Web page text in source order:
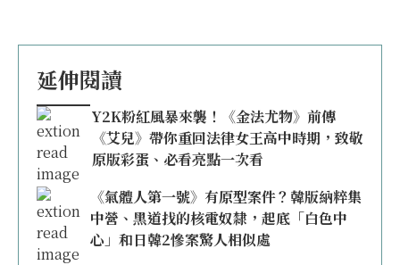
延伸閱讀
Y2K粉紅風暴來襲！《金法尤物》前傳
《艾兒》帶你重回法律女王高中時期，致敬
原版彩蛋、必看亮點一次看
《氣體人第一號》有原型案件？韓版納粹集
中營、黑道找的核電奴隸，起底「白色中
心」和日韓2慘案驚人相似處